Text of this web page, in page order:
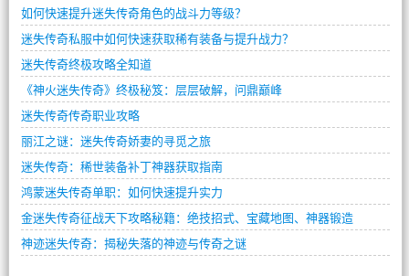
如何快速提升迷失传奇角色的战斗力等级？
迷失传奇私服中如何快速获取稀有装备与提升战力？
迷失传奇终极攻略全知道
《神火迷失传奇》终极秘笈：层层破解，问鼎巅峰
迷失传奇传奇职业攻略
丽江之谜：迷失传奇娇妻的寻觅之旅
迷失传奇：稀世装备补丁神器获取指南
鸿蒙迷失传奇单职：如何快速提升实力
金迷失传奇征战天下攻略秘籍：绝技招式、宝藏地图、神器锻造
神迹迷失传奇：揭秘失落的神迹与传奇之谜